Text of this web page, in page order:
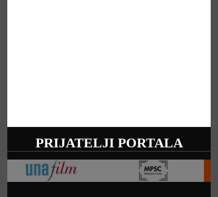
PRIJATELJI PORTALA